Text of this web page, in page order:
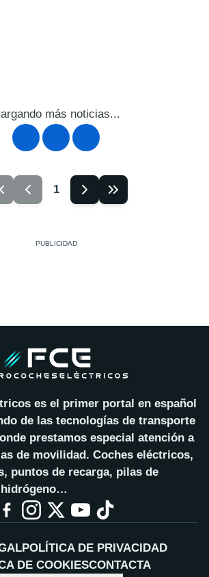
más noticias...
1
es el primer portal en español
de las tecnologías de transporte
prestamos especial atención a
de movilidad. Coches eléctricos,
puntos de recarga, pilas de
POLÍTICA DE PRIVACIDAD
DE COOKIESCONTACTA